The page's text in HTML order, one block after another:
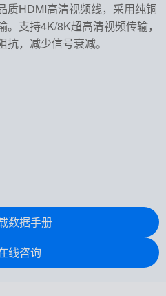
质HDMI高清视频线，采用纯铜
支持4K/8K超高清视频传输，
，减少信号衰减。
数据手册
线咨询